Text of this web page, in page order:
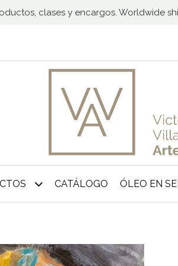
clases y encargos. Worldwide
CATÁLOGO ÓLEO EN